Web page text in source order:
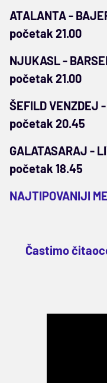
ATALANTA -
početak 21.00
NJUKASL -
početak 21.00
ŠEFILD VENZDEJ
početak 20.45
GALATASARAJ -
početak 18.45
NAJTIPOVANIJI
Častimo